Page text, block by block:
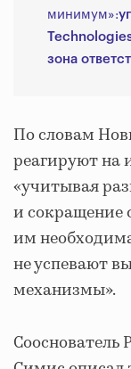
минимум»:
зона
По словам
реагируют на
«учитывая
и сокращение
им
не успевают
механизмы».
Сооснователь